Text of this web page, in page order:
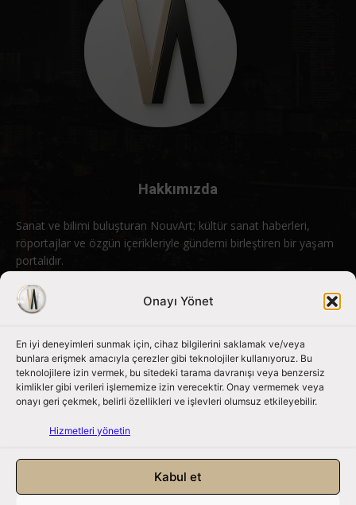
Onayı Yönet
En iyi deneyimleri sunmak için, cihaz bilgilerini saklamak ve/veya
bunlara erişmek amacıyla çerezler gibi teknolojiler kullanıyoruz. Bu
teknolojilere izin vermek, bu sitedeki tarama davranışı veya benzersiz
kimlikler gibi verileri işlememize izin verecektir. Onay vermemek veya
onayı geri çekmek, belirli özellikleri ve işlevleri olumsuz etkileyebilir.
Hizmetleri yönetin
Kabul et
Hakkımızda
Sanat ve bilimi buluşturan NouvArt; kültür sanat haberleri,
röportajlar ve özgün içerikleriyle gündemi birleştiren bir yaşam
portalıdır.
Bizimle iletişime geçin: info@nouvart.net
Bizi Takip Edin